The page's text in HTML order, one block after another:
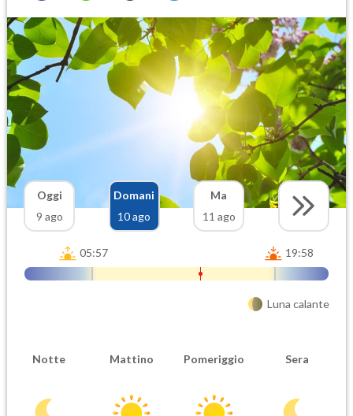
Oggi
9 ago
Domani
10 ago
Ma
11 ago
05:57 19:58
Luna calante
Notte Mattino Pomeriggio Sera